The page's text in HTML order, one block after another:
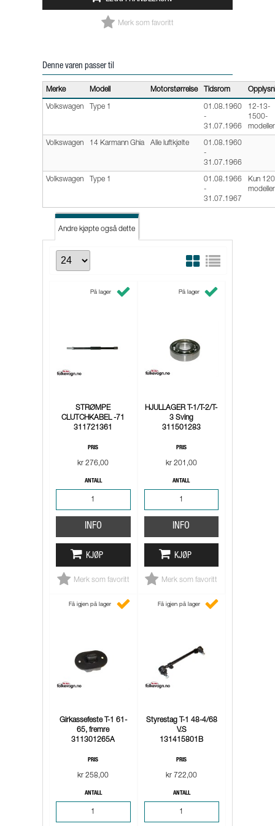
Merk som favoritt
Denne varen passer til
Merke Modell Motorstørrelse Tidsrom
Volkswagen Type 1
01.08.1960
-
31.07.1966
12-13-
1500-
modeller
Volkswagen 14 Karmann Ghia Alle luftkjølte
01.08.1960
-
31.07.1966
Volkswagen Type 1
01.08.1966
-
31.07.1967
Kun
modeller
Andre kjøpte også dette
Andre kjøpte også dette
På lager
STRØMPE
CLUTCHKABEL -71
311721361
PRIS
kr 276,00
ANTALL
INFO
KJØP
Merk som favoritt
På lager
HJULLAGER T-1/T-2/T-
3 Sving
311501283
PRIS
kr 201,00
ANTALL
INFO
KJØP
Merk som favoritt
Få igjen på lager
Girkassefeste T-1 61-
65, fremre
311301265A
PRIS
kr 258,00
ANTALL
Få igjen på lager
Styrestag T-1 48-4/68
V.S
131415801B
PRIS
kr 722,00
ANTALL